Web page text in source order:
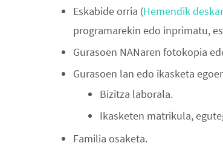
Eskabide orria (Hemendik
programarekin edo inprimatu,
Gurasoen NANaren fotokopia
Gurasoen lan edo ikasketa
Bizitza laborala.
Ikasketen matrikula,
Familia osaketa.